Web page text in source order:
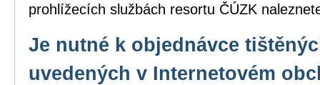
prohlížecích službách resortu ČÚZK
Je nutné k objednávce
uvedených v Internetovém